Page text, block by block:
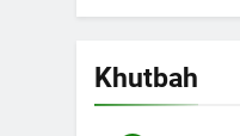
yang Kini Kembali
Khutbah
2